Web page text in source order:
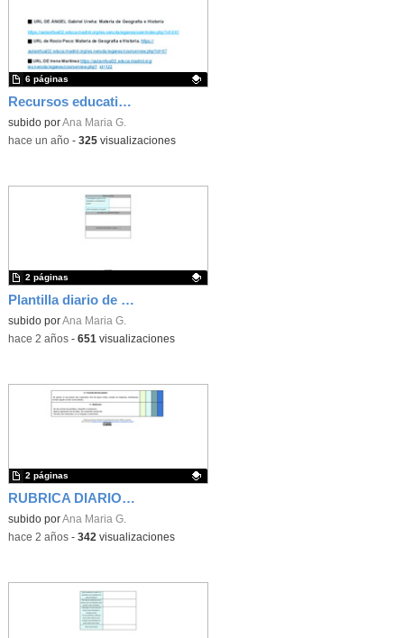
Recursos educativos para el seminario TRANSFORMANDO EL AULA VIRTUAL
Contenido educativo.
subido porAna Maria G.
6 páginas
-hace un año- 325visualizaciones
Plantilla diario de aprendizaje
Contenido educativo.
subido porAna Maria G.
2 páginas
-hace 2 años- 651 visualizaciones
RUBRICA DIARIO DE APRENDIZAJE
Contenido educativo.
subido porAna Maria G.
2 páginas
-hace 2 años- 342 visualizaciones